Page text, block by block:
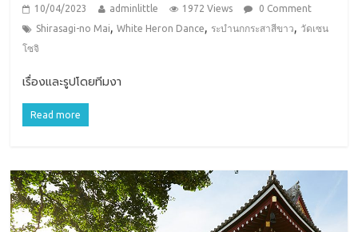
10/04/2023 adminlittle 1972 Views
0 Comment
Shirasagi-no Mai,White Heron Dance, ระบำนกกระสาสีขาว, วัดเซน
โซจิ
เรื่องและรูปโดยทีมงา
Read more